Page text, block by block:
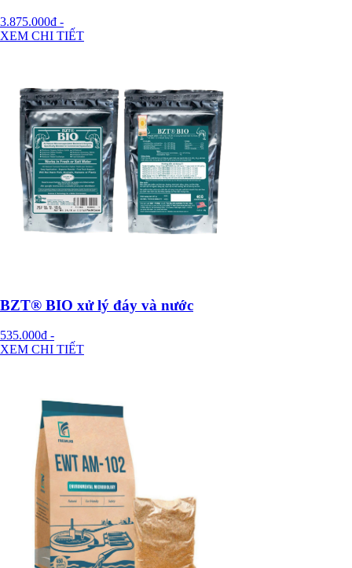
3.875.000đ -
XEM CHI TIẾT
BZT® BIO xử lý đáy và nước
535.000đ -
XEM CHI TIẾT